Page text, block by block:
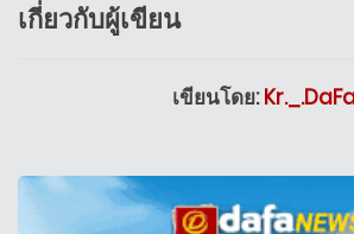
เกี่ยวกับผู้เขียน
เขียนโดย: